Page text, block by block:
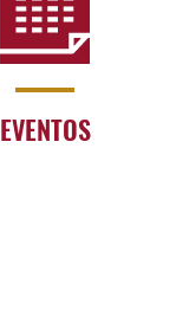
EVENTOS